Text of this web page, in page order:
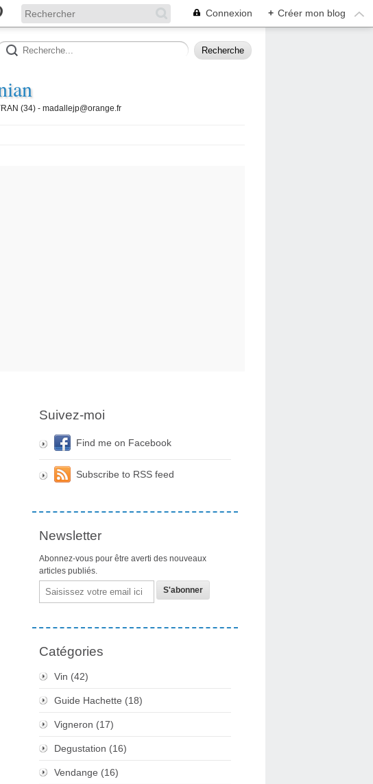
Connexion + Créer mon blog
(34) - madallejp@orange.fr
Suivez-moi
Find me on Facebook
Subscribe to RSS feed
Newsletter
Abonnez-vous pour être averti des nouveaux
articles publiés.
Email
Catégories
Vin (42)
Guide Hachette (18)
Vigneron (17)
Degustation (16)
Vendange (16)